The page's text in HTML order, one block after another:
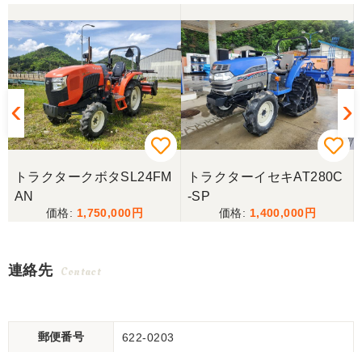
トラクタークボタSL24FM
AN
1,750,000
トラクターイセキAT280C
-SP
1,400,000
連絡先 Contact
郵便番号 622-0203